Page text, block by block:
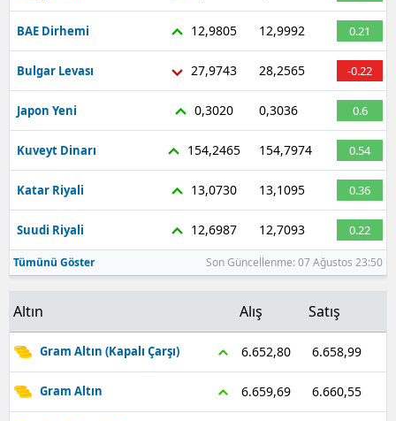
BAE Dirhemi 12,9805 12,9992 0.21
Bulgar Levası 27,9743 28,2565 -0.22
Japon Yeni 0,3020 0,3036 0.6
Kuveyt Dinarı 154,2465 154,7974 0.54
Katar Riyali 13,0730 13,1095 0.36
Suudi Riyali 12,6987 12,7093 0.22
Tümünü Göster Son Güncellenme: 07 Ağustos 23:50
Altın Alış Satış
Gram Altın (Kapalı Çarşı) 6.652,80 6.658,99
Gram Altın 6.659,69 6.660,55